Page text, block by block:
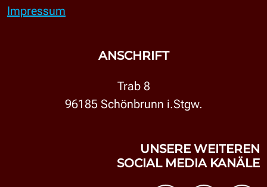
Impressum
ANSCHRIFT
Trab 8
96185 Schönbrunn i.Stgw.
UNSERE WEITEREN
SOCIAL MEDIA KANÄLE